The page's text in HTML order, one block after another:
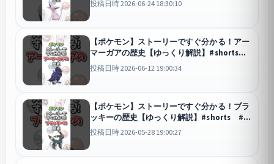
投稿日時 2026-06-24 18:30:10
【ポケモン】ストーリーですぐ分かる！アー
マーガアの歴史【ゆっくり解説】#shorts #
ポケモン
投稿日時 2026-06-12 19:00:34
【ポケモン】ストーリーですぐ分かる！ブラ
ッキーの歴史【ゆっくり解説】#shorts #ポ
ケモン
投稿日時 2026-05-28 19:00:27